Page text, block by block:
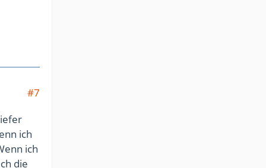
#7
ich
ich
die